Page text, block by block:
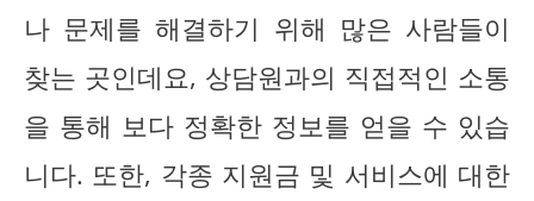
나 문제를 해결하기 위해 많은 사람들이
찾는 곳인데요, 상담원과의 직접적인 소통
을 통해 보다 정확한 정보를 얻을 수 있습
니다. 또한, 각종 지원금 및 서비스에 대한